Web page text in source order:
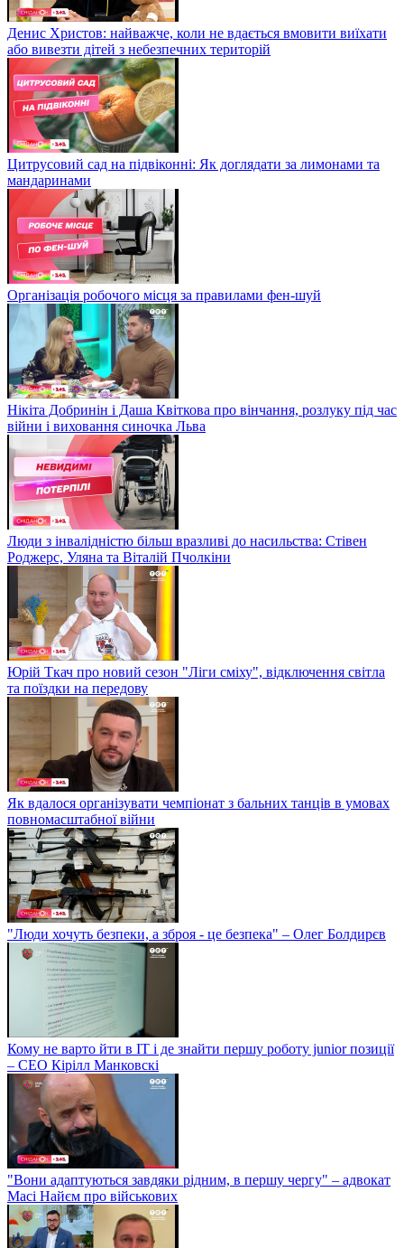
Денис Христов: найважче, коли не вдається вмовити виїхати
або вивезти дітей з небезпечних територій
Цитрусовий сад на підвіконні: Як доглядати за лимонами та
мандаринами
Організація робочого місця за правилами фен-шуй
Нікіта Добринін і Даша Квіткова про вінчання, розлуку під час
війни і виховання синочка Льва
Люди з інвалідністю більш вразливі до насильства: Стівен
Роджерс, Уляна та Віталій Пчолкіни
Юрій Ткач про новий сезон "Ліги сміху", відключення світла
та поїздки на передову
Як вдалося організувати чемпіонат з бальних танців в умовах
повномасштабної війни
"Люди хочуть безпеки, а зброя - це безпека" – Олег Болдирєв
Кому не варто йти в IT і де знайти першу роботу junior позиції
– СЕО Кірілл Манковскі
"Вони адаптуються завдяки рідним, в першу чергу" – адвокат
Масі Найєм про військових